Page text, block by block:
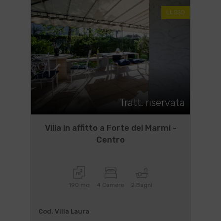
LUSSO
Tratt. riservata
Villa in affitto a Forte dei Marmi -
Centro
190 mq 4 Camere 2 Bagni
Cod. Villa Laura